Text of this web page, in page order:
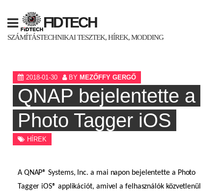
content
FIDTECH
SZÁMÍTÁSTECHNIKAI TESZTEK, HÍREK, MODDING
2018-01-30 BY MEZŐFFY GERGŐ
QNAP bejelentette a
Photo Tagger iOS
HÍREK
A QNAP® Systems, Inc. a mai napon bejelentette a Photo
Tagger iOS® applikációt, amivel a felhasználók közvetlenül